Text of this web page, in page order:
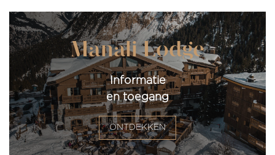
Manali Lodge
Informatie
en toegang
ONTDEKKEN